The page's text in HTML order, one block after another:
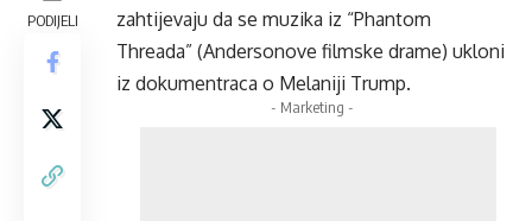
PODIJELI
zahtijevaju da se muzika iz “Phantom
Threada” (Andersonove filmske drame) ukloni
iz dokumentraca o Melaniji Trump.
- Marketing -